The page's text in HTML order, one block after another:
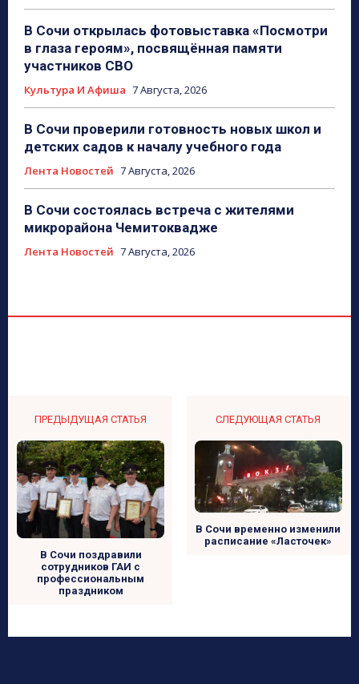
В Сочи открылась фотовыставка «Посмотри
в глаза героям», посвящённая памяти
участников СВО
Культура И Афиша 7 Августа, 2026
В Сочи проверили готовность новых школ и
детских садов к началу учебного года
Лента Новостей 7 Августа, 2026
В Сочи состоялась встреча с жителями
микрорайона Чемитоквадже
Лента Новостей 7 Августа, 2026
ПРЕДЫДУЩАЯ СТАТЬЯ
В Сочи поздравили
сотрудников ГАИ с
профессиональным
праздником
СЛЕДУЮЩАЯ СТАТЬЯ
В Сочи временно изменили
расписание «Ласточек»